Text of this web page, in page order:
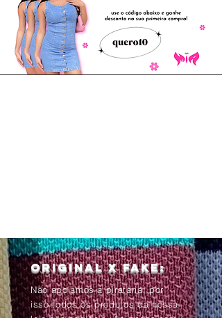
Original x Fake:
Não apoiamos a pirataria, por
isso todos os produtos da nossa